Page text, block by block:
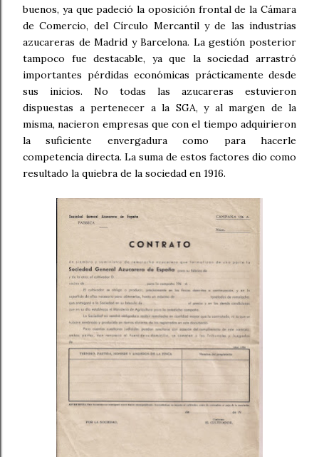
buenos, ya que padeció la oposición frontal de la Cámara
de Comercio, del Círculo Mercantil y de las industrias
azucareras de Madrid y Barcelona. La gestión posterior
tampoco fue destacable, ya que la sociedad arrastró
importantes pérdidas económicas prácticamente desde
sus inicios. No todas las azucareras estuvieron
dispuestas a pertenecer a la SGA, y al margen de la
misma, nacieron empresas que con el tiempo adquirieron
la suficiente envergadura como para hacerle
competencia directa. La suma de estos factores dio como
resultado la quiebra de la sociedad en 1916.